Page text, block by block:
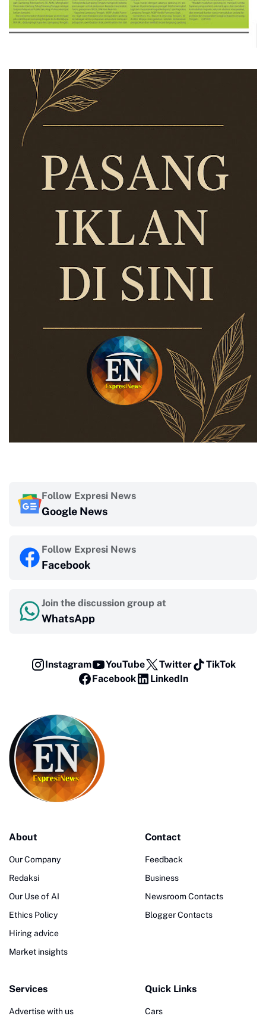
Follow Expresi News
Google News
Follow Expresi News
Facebook
Join the discussion group at
WhatsApp
Instagram YouTube Twitter
TikTok
Facebook
LinkedIn
About
Our Company
Redaksi
Our Use of AI
Ethics Policy
Hiring advice
Market insights
Contact
Feedback
Business
Newsroom Contacts
Blogger Contacts
Services
Advertise with us
Quick Links
Cars